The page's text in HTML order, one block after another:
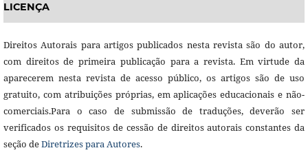
LICENÇA
Direitos Autorais para artigos publicados nesta revista são do autor,
com direitos de primeira publicação para a revista. Em virtude da
aparecerem nesta revista de acesso público, os artigos são de uso
gratuito, com atribuições próprias, em aplicações educacionais e não-
comerciais.Para o caso de submissão de traduções, deverão ser
verificados os requisitos de cessão de direitos autorais constantes da
seção deDiretrizes para Autores.